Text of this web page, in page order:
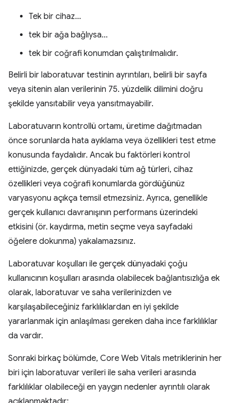
Tek bir cihaz…
tek bir ağa bağlıysa…
tek bir coğrafi konumdan çalıştırılmalıdır.
Belirli bir laboratuvar testinin ayrıntıları, belirli bir sayfa
veya sitenin alan verilerinin 75. yüzdelik dilimini doğru
şekilde yansıtabilir veya yansıtmayabilir.
Laboratuvarın kontrollü ortamı, üretime dağıtmadan
önce sorunlarda hata ayıklama veya özellikleri test etme
konusunda faydalıdır. Ancak bu faktörleri kontrol
ettiğinizde, gerçek dünyadaki tüm ağ türleri, cihaz
özellikleri veya coğrafi konumlarda gördüğünüz
varyasyonu açıkça temsil etmezsiniz. Ayrıca, genellikle
gerçek kullanıcı davranışının performans üzerindeki
etkisini (ör. kaydırma, metin seçme veya sayfadaki
öğelere dokunma) yakalamazsınız.
Laboratuvar koşulları ile gerçek dünyadaki çoğu
kullanıcının koşulları arasında olabilecek bağlantısızlığa ek
olarak, laboratuvar ve saha verilerinizden ve
karşılaşabileceğiniz farklılıklardan en iyi şekilde
yararlanmak için anlaşılması gereken daha ince farklılıklar
da vardır.
Sonraki birkaç bölümde, Core Web Vitals metriklerinin her
biri için laboratuvar verileri ile saha verileri arasında
farklılıklar olabileceği en yaygın nedenler ayrıntılı olarak